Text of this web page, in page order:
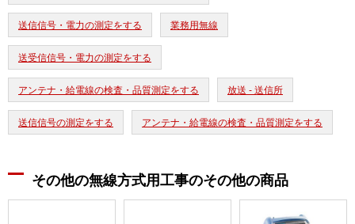
送信信号・電力の測定をする 業務用無線
送受信信号・電力の測定をする
アンテナ・給電線の検査・品質測定をする 放送 - 送信所
送信信号の測定をする アンテナ・給電線の検査・品質測定をする
その他の無線方式用工事のその他の商品